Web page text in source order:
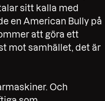
sitt kalla med
en American Bully på
att göra ett
mot samhället, det är
Och